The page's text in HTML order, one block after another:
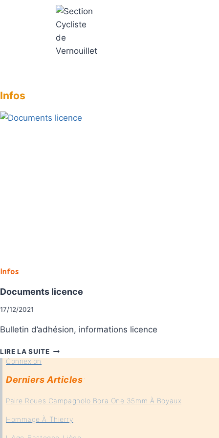
Infos
Infos
Documents licence
17/12/2021
Bulletin d’adhésion, informations licence
LIRE LA SUITEDOCUMENTS
LICENCE
Connexion
Derniers Articles:
Paire Roues Campagnolo Bora One 35mm À Boyaux
Hommage À Thierry